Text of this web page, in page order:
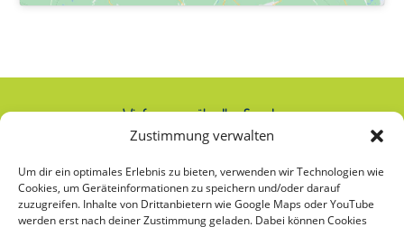
Zustimmung verwalten
Um dir ein optimales Erlebnis zu bieten, verwenden wir Technologien wie
Cookies, um Geräteinformationen zu speichern und/oder darauf
zuzugreifen. Inhalte von Drittanbietern wie Google Maps oder YouTube
werden erst nach deiner Zustimmung geladen. Dabei können Cookies
Wir freuen uns über Ihre Spende:
IBAN: AT74 2020 2000 0000 2063